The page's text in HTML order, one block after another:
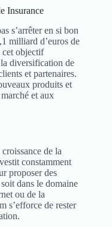
Insurance
s’arrêter en si bon
milliard d’euros de
cet objectif
diversification de
et partenaires.
produits et
et aux
de la
constamment
proposer des
dans le domaine
ou de la
s’efforce de rester